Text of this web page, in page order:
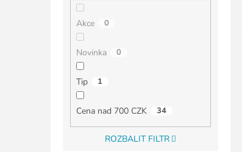
Akce 0
Novinka 0
Tip 1
Cena nad 700 CZK 34
ROZBALIT FILTR